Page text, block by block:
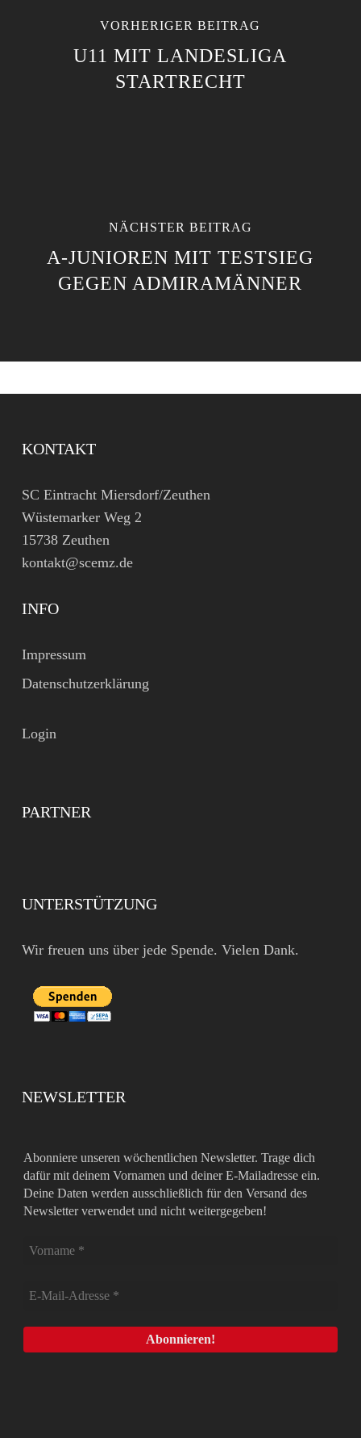
VORHERIGER BEITRAG
U11 MIT LANDESLIGA
STARTRECHT
NÄCHSTER BEITRAG
A-JUNIOREN MIT TESTSIEG
GEGEN ADMIRAMÄNNER
KONTAKT
SC Eintracht Miersdorf/Zeuthen
Wüstemarker Weg 2
15738 Zeuthen
kontakt@scemz.de
INFO
Impressum
Datenschutzerklärung
Login
PARTNER
UNTERSTÜTZUNG
Wir freuen uns über jede Spende. Vielen Dank.
NEWSLETTER
Abonniere unseren wöchentlichen Newsletter. Trage dich
dafür mit deinem Vornamen und deiner E-Mailadresse ein.
Deine Daten werden ausschließlich für den Versand des
Newsletter verwendet und nicht weitergegeben!